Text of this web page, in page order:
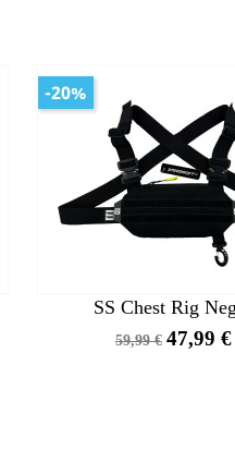
SS Chest Rig
Precio
59,99 € Precio
47,99 €
-20%